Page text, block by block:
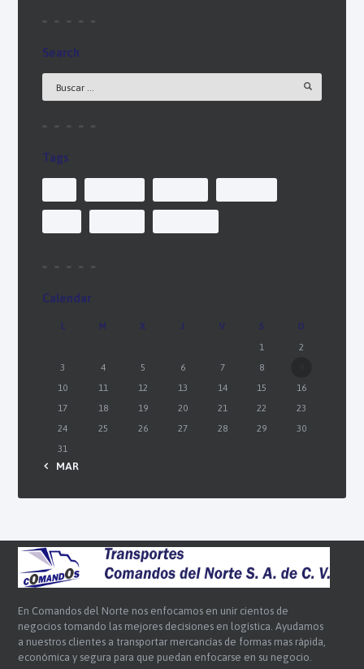
Search
Tags
Calendar
L M X J V S
D
1
2
3
4 5 6 7 8
10
11 12 13 14 15
16
17
18 19 20 21 22
23
24
25 26 27 28 29
30
31
« MAR
En Comandos del Norte nos enfocamos en unir cientos de
negocios tomando las mejores decisiones en logística. Ayudamos
a nuestros clientes a transportar mercancías de formas mas rápida,
económica y segura para que puedan enfocarse en su negocio.